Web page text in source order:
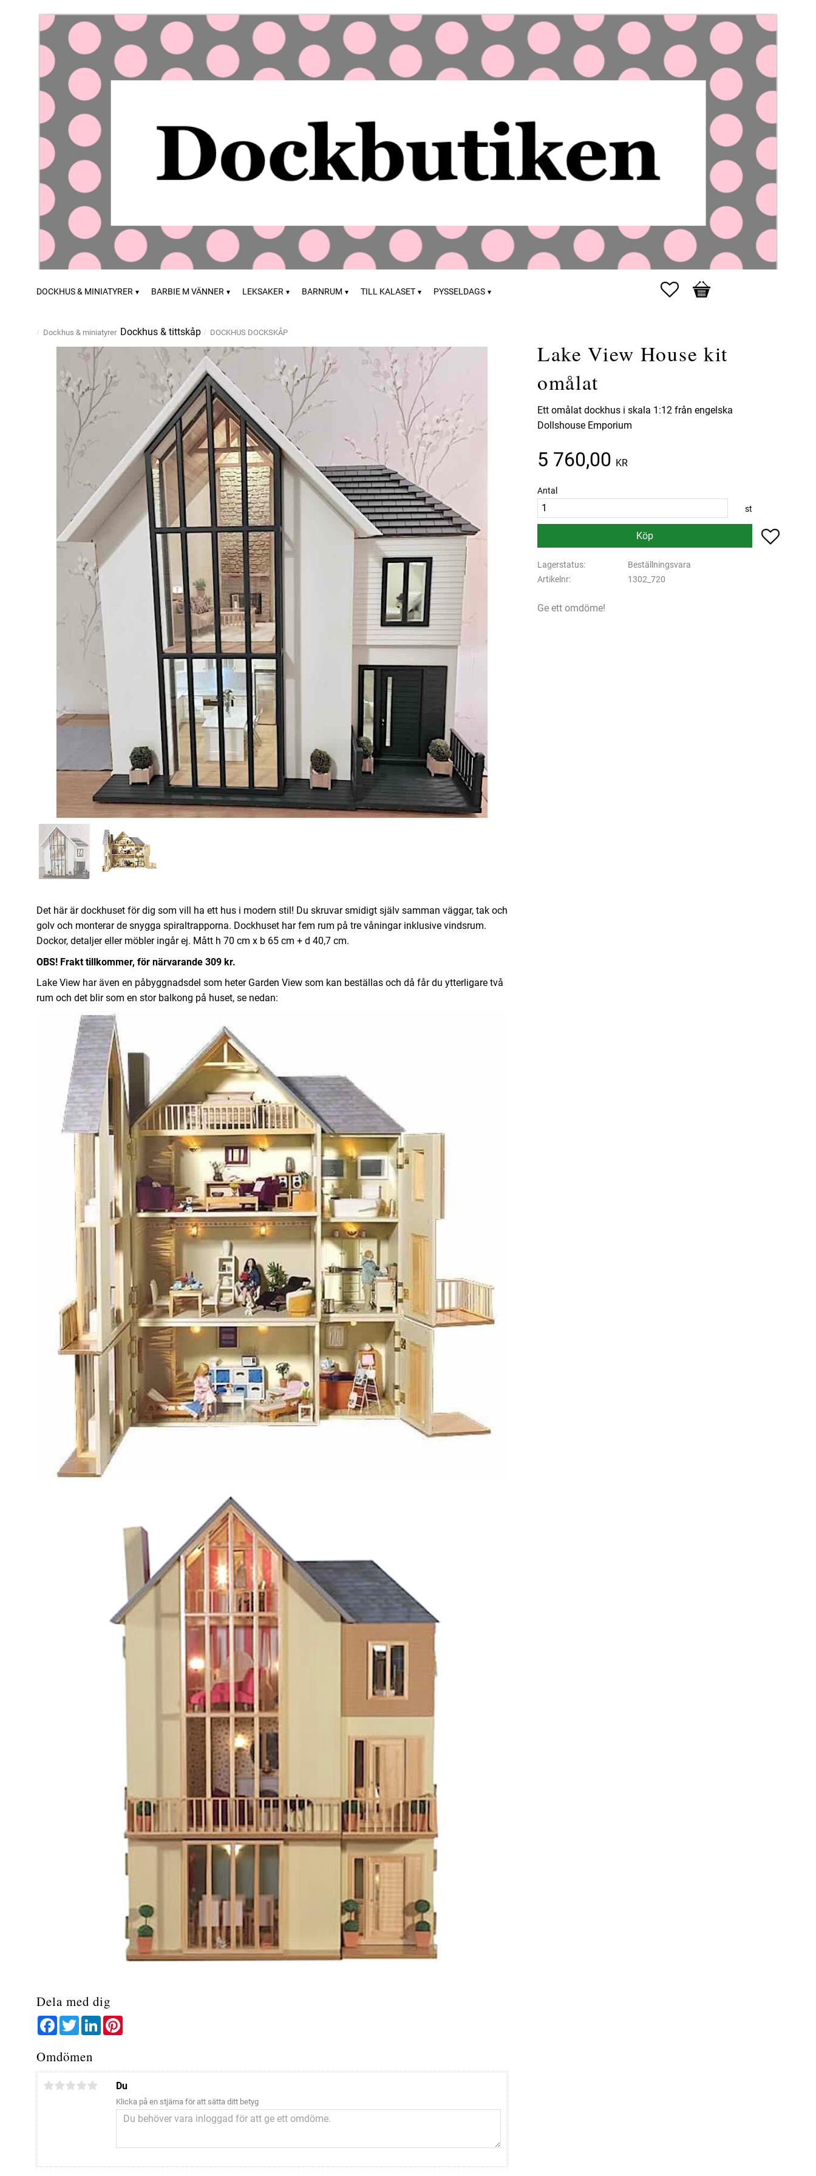
DOCKHUS & MINIATYRER BARBIE M VÄNNER LEKSAKER BARNRUM TILL KALASET PYSSELDAGS Favoriter
Kundvagn
Dockhus & miniatyrer Dockhus & tittskåp DOCKHUS DOCKSKÅP
Lake View House kit
omålat
Ett omålat dockhus i skala 1:12 från engelska
Dollshouse Emporium
5 760,00 KR
Antal
st
Köp Lägg till
Lagerstatus
Beställningsvara
Artikelnr
1302_720
Ge ett omdöme!
Det här är dockhuset för dig som vill ha ett hus i modern stil! Du skruvar smidigt själv samman väggar, tak och
golv och monterar de snygga spiraltrapporna. Dockhuset har fem rum på tre våningar inklusive vindsrum.
Dockor, detaljer eller möbler ingår ej. Mått h 70 cm x b 65 cm + d 40,7 cm.
OBS! Frakt tillkommer, för närvarande 309 kr.
Lake View har även en påbyggnadsdel som heter Garden View som kan beställas och då får du ytterligare två
rum och det blir som en stor balkong på huset, se nedan:
Dela med dig
FacebookTwitterLinkedIn
Omdömen
Du
Klicka på en stjärna för att sätta ditt betyg